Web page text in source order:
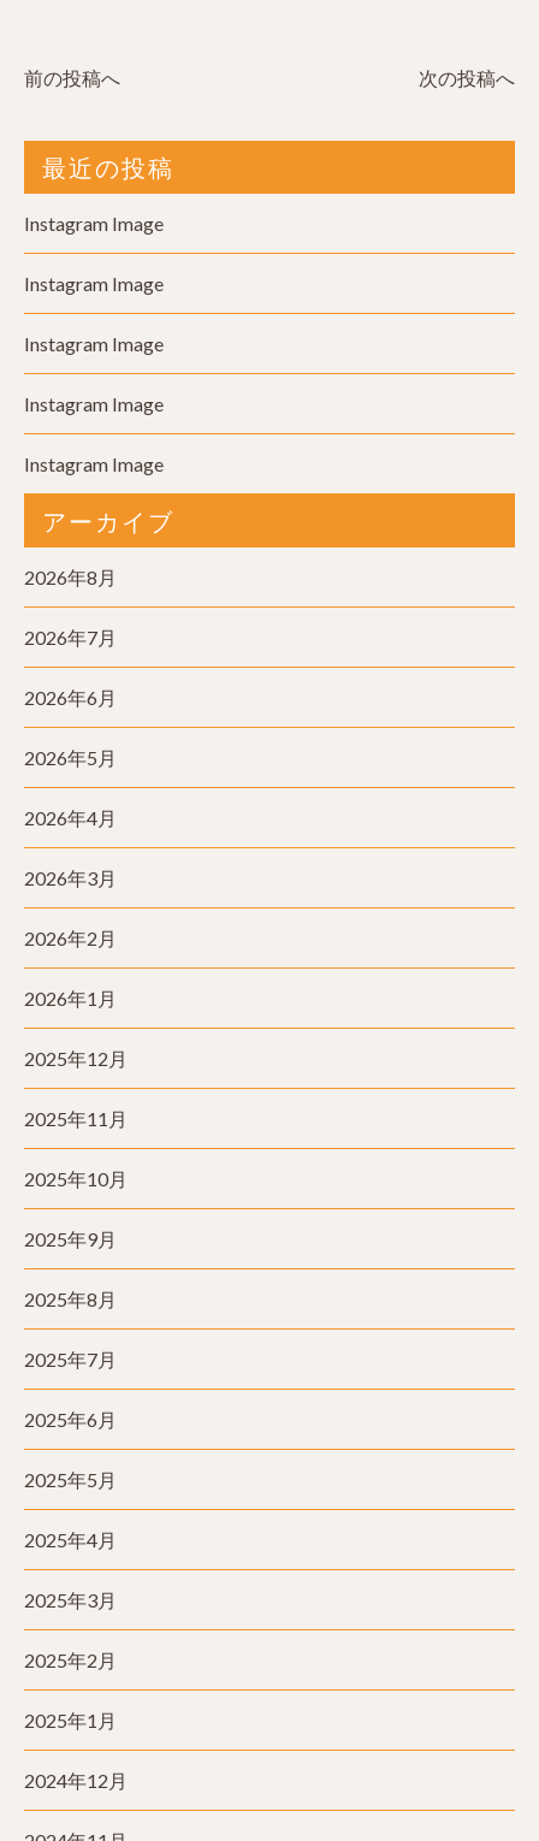
前の投稿へ 次の投稿へ
最近の投稿
Instagram Image
Instagram Image
Instagram Image
Instagram Image
Instagram Image
アーカイブ
2026年8月
2026年7月
2026年6月
2026年5月
2026年4月
2026年3月
2026年2月
2026年1月
2025年12月
2025年11月
2025年10月
2025年9月
2025年8月
2025年7月
2025年6月
2025年5月
2025年4月
2025年3月
2025年2月
2025年1月
2024年12月